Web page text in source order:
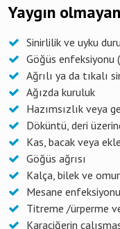
Yaygın
Sinirlilik ve uyku
Göğüs enfeksiyonu
Ağrılı ya da tıkalı
Ağızda kuruluk
Hazımsızlık veya
Döküntü, deri
Kas, bacak veya
Göğüs ağrısı
Kalça, bilek ve
Mesane
Titreme /ürperme
Karaciğerin